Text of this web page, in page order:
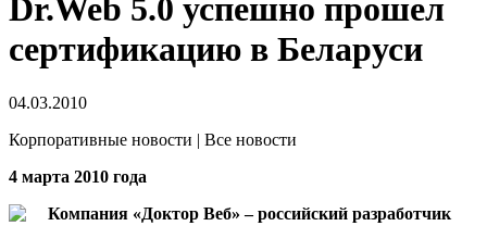
Dr.Web 5.0 успешно прошел
сертификацию в Беларуси
04.03.2010
Корпоративные новости | Все новости
4 марта 2010 года
Компания «Доктор Веб» – российский разработчик